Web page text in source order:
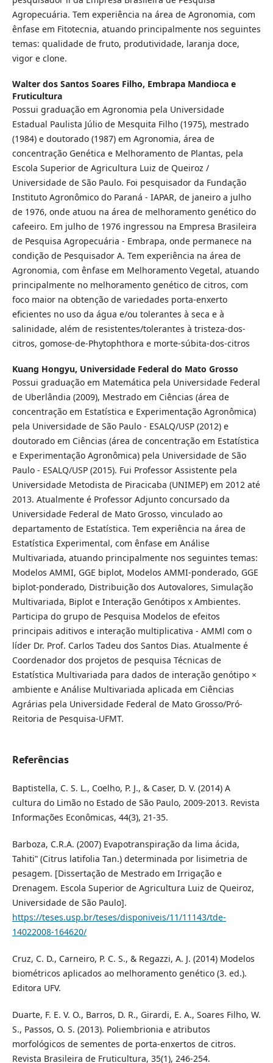
Agropecuária. Tem experiência na área de Agronomia, com
ênfase em Fitotecnia, atuando principalmente nos seguintes
temas: qualidade de fruto, produtividade, laranja doce,
vigor e clone.
Walter dos Santos Soares Filho, Embrapa Mandioca e
Fruticultura
Possui graduação em Agronomia pela Universidade
Estadual Paulista Júlio de Mesquita Filho (1975), mestrado
(1984) e doutorado (1987) em Agronomia, área de
concentração Genética e Melhoramento de Plantas, pela
Escola Superior de Agricultura Luiz de Queiroz /
Universidade de São Paulo. Foi pesquisador da Fundação
Instituto Agronômico do Paraná - IAPAR, de janeiro a julho
de 1976, onde atuou na área de melhoramento genético do
cafeeiro. Em julho de 1976 ingressou na Empresa Brasileira
de Pesquisa Agropecuária - Embrapa, onde permanece na
condição de Pesquisador A. Tem experiência na área de
Agronomia, com ênfase em Melhoramento Vegetal, atuando
principalmente no melhoramento genético de citros, com
foco maior na obtenção de variedades porta-enxerto
eficientes no uso da água e/ou tolerantes à seca e à
salinidade, além de resistentes/tolerantes à tristeza-dos-
citros, gomose-de-Phytophthora e morte-súbita-dos-citros
Kuang Hongyu, Universidade Federal do Mato Grosso
Possui graduação em Matemática pela Universidade Federal
de Uberlândia (2009), Mestrado em Ciências (área de
concentração em Estatística e Experimentação Agronômica)
pela Universidade de São Paulo - ESALQ/USP (2012) e
doutorado em Ciências (área de concentração em Estatística
e Experimentação Agronômica) pela Universidade de São
Paulo - ESALQ/USP (2015). Fui Professor Assistente pela
Universidade Metodista de Piracicaba (UNIMEP) em 2012 até
2013. Atualmente é Professor Adjunto concursado da
Universidade Federal de Mato Grosso, vinculado ao
departamento de Estatística. Tem experiência na área de
Estatística Experimental, com ênfase em Análise
Multivariada, atuando principalmente nos seguintes temas:
Modelos AMMI, GGE biplot, Modelos AMMI-ponderado, GGE
biplot-ponderado, Distribuição dos Autovalores, Simulação
Multivariada, Biplot e Interação Genótipos x Ambientes.
Participa do grupo de Pesquisa Modelos de efeitos
principais aditivos e interação multiplicativa - AMMl com o
líder Dr. Prof. Carlos Tadeu dos Santos Dias. Atualmente é
Coordenador dos projetos de pesquisa Técnicas de
Estatística Multivariada para dados de interação genótipo ×
ambiente e Análise Multivariada aplicada em Ciências
Agrárias pela Universidade Federal de Mato Grosso/Pró-
Reitoria de Pesquisa-UFMT.
Referências
Baptistella, C. S. L., Coelho, P. J., & Caser, D. V. (2014) A
cultura do Limão no Estado de São Paulo, 2009-2013. Revista
Informações Econômicas, 44(3), 21-35.
Barboza, C.R.A. (2007) Evapotranspiração da lima ácida,
Tahiti‟ (Citrus latifolia Tan.) determinada por lisimetria de
pesagem. [Dissertação de Mestrado em Irrigação e
Drenagem. Escola Superior de Agricultura Luiz de Queiroz,
Universidade de São Paulo].
https://teses.usp.br/teses/disponiveis/11/11143/tde-
14022008-164620/
Cruz, C. D., Carneiro, P. C. S., & Regazzi, A. J. (2014) Modelos
biométricos aplicados ao melhoramento genético (3. ed.).
Editora UFV.
Duarte, F. E. V. O., Barros, D. R., Girardi, E. A., Soares Filho, W.
S., Passos, O. S. (2013). Poliembrionia e atributos
morfológicos de sementes de porta-enxertos de citros.
Revista Brasileira de Fruticultura, 35(1), 246-254.